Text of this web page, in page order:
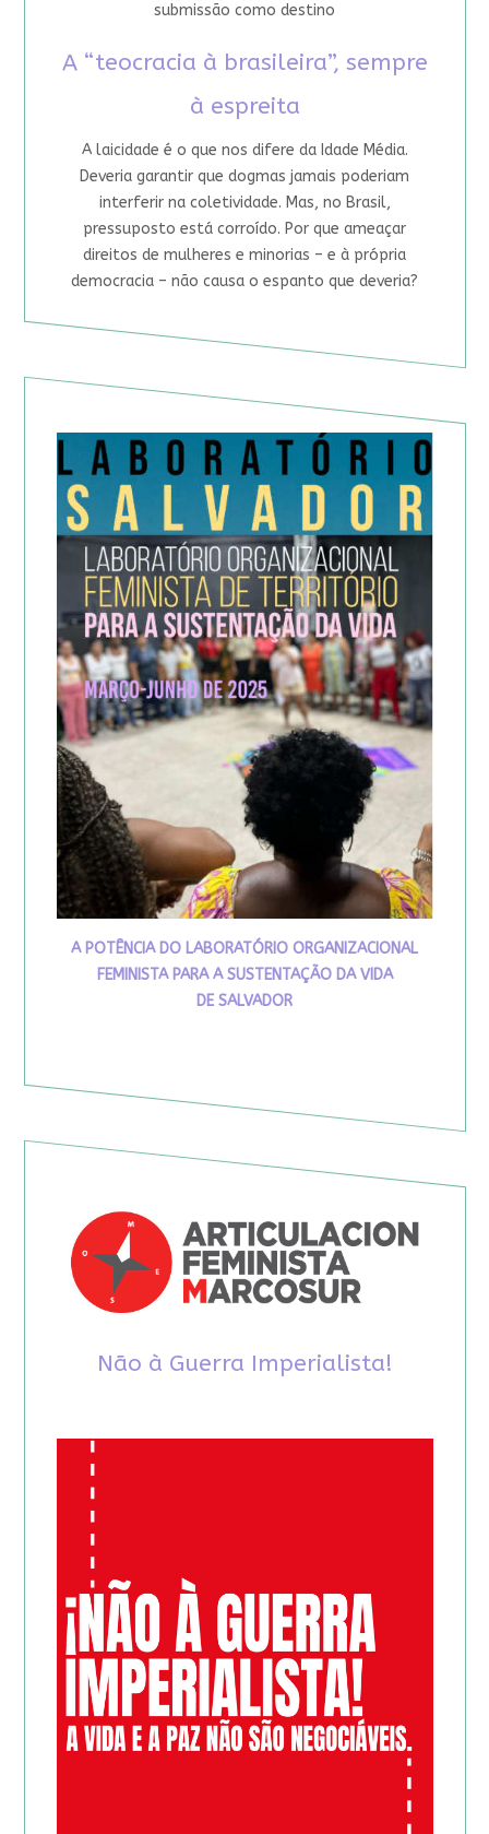
submissão como destino
A “teocracia à brasileira”, sempre
à espreita
A laicidade é o que nos difere da Idade Média.
Deveria garantir que dogmas jamais poderiam
interferir na coletividade. Mas, no Brasil,
pressuposto está corroído. Por que ameaçar
direitos de mulheres e minorias – e à própria
democracia – não causa o espanto que deveria?
A POTÊNCIA DO LABORATÓRIO ORGANIZACIONAL
FEMINISTA PARA A SUSTENTAÇÃO DA VIDA
DE SALVADOR
Não à Guerra Imperialista!